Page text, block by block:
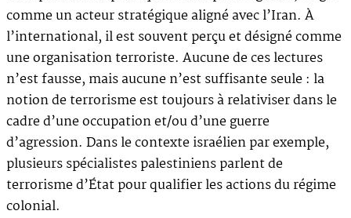
comme un acteur stratégique aligné avec l’Iran. À
l’international, il est souvent perçu et désigné comme
une organisation terroriste. Aucune de ces lectures
n’est fausse, mais aucune n’est suffisante seule : la
notion de terrorisme est toujours à relativiser dans le
cadre d’une occupation et/ou d’une guerre
d’agression. Dans le contexte israélien par exemple,
plusieurs spécialistes palestiniens parlent de
terrorisme d’État pour qualifier les actions du régime
colonial.